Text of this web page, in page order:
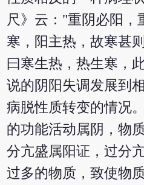
尺》云："重阴必阳，
寒，阳主热，故寒甚
曰寒生热，热生寒，
说的阴阳失调发展到
病脱性质转变的情况
的功能活动属阴，物
分亢盛属阳证，过分
过多的物质，致使物